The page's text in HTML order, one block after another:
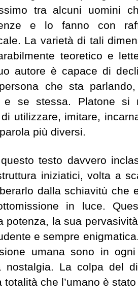
tra alcuni uomini
e lo fanno con
La varietà di tali
teoretico e
autore è capace di
che sta
e se stessa. Platone si
utilizzare, imitare,
più diversi.
testo davvero
iniziatici, volta a
dalla schiavitù che
in luce.
potenza, la sua
e sempre
umana sono in
nostalgia. La colpa del
totalità che l’umano è